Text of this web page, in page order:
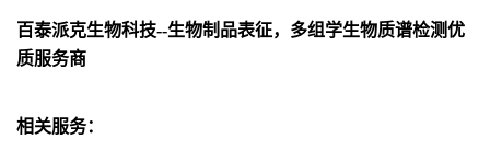
百泰派克生物科技--生物制品表征，多组学生物质谱检测优
质服务商
相关服务：